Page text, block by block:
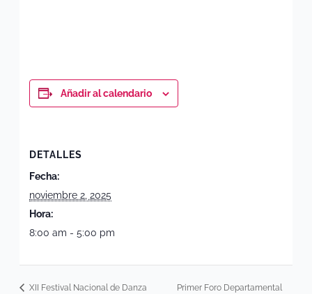
Añadir al calendario
DETALLES
Fecha:
noviembre 2, 2025
Hora:
8:00 am - 5:00 pm
XII Festival Nacional de Danza Primer Foro Departamental